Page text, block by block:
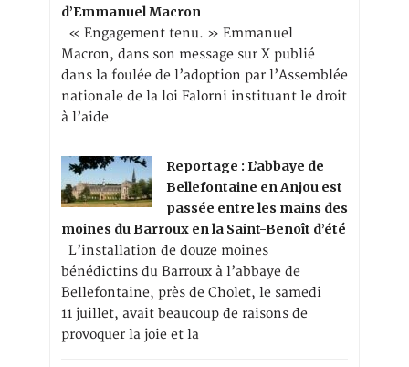
d’Emmanuel Macron
« Engagement tenu. » Emmanuel
Macron, dans son message sur X publié
dans la foulée de l’adoption par l’Assemblée
nationale de la loi Falorni instituant le droit
à l’aide
Reportage : L’abbaye de
Bellefontaine en Anjou est
passée entre les mains des
moines du Barroux en la Saint-Benoît d’été
L’installation de douze moines
bénédictins du Barroux à l’abbaye de
Bellefontaine, près de Cholet, le samedi
11 juillet, avait beaucoup de raisons de
provoquer la joie et la